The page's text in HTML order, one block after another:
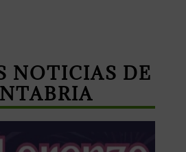
NOTICIAS DE